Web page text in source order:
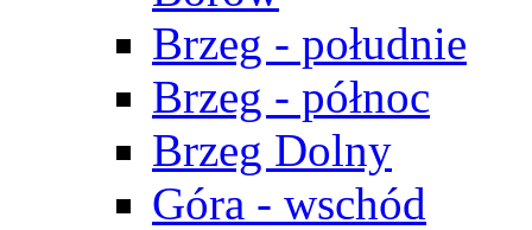
Brzeg - południe
Brzeg - północ
Brzeg Dolny
Góra - wschód